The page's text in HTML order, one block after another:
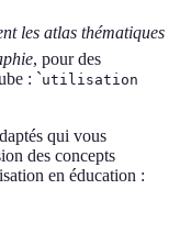
les atlas thématiques
, pour des
: `utilisation
qui vous
des concepts
en éducation :